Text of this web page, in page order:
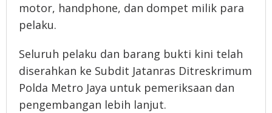
motor, handphone, dan dompet milik para
pelaku.
Seluruh pelaku dan barang bukti kini telah
diserahkan ke Subdit Jatanras Ditreskrimum
Polda Metro Jaya untuk pemeriksaan dan
pengembangan lebih lanjut.